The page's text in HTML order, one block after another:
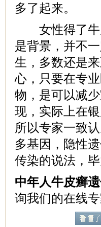
多了起来。
女性得了牛
是背景，并不
生，多数还是
心，只要在专
物，是可以减
现，实际上在
所以专家一致
多基因，隐性
传染的说法，
中年人牛皮癣
询我们的在线